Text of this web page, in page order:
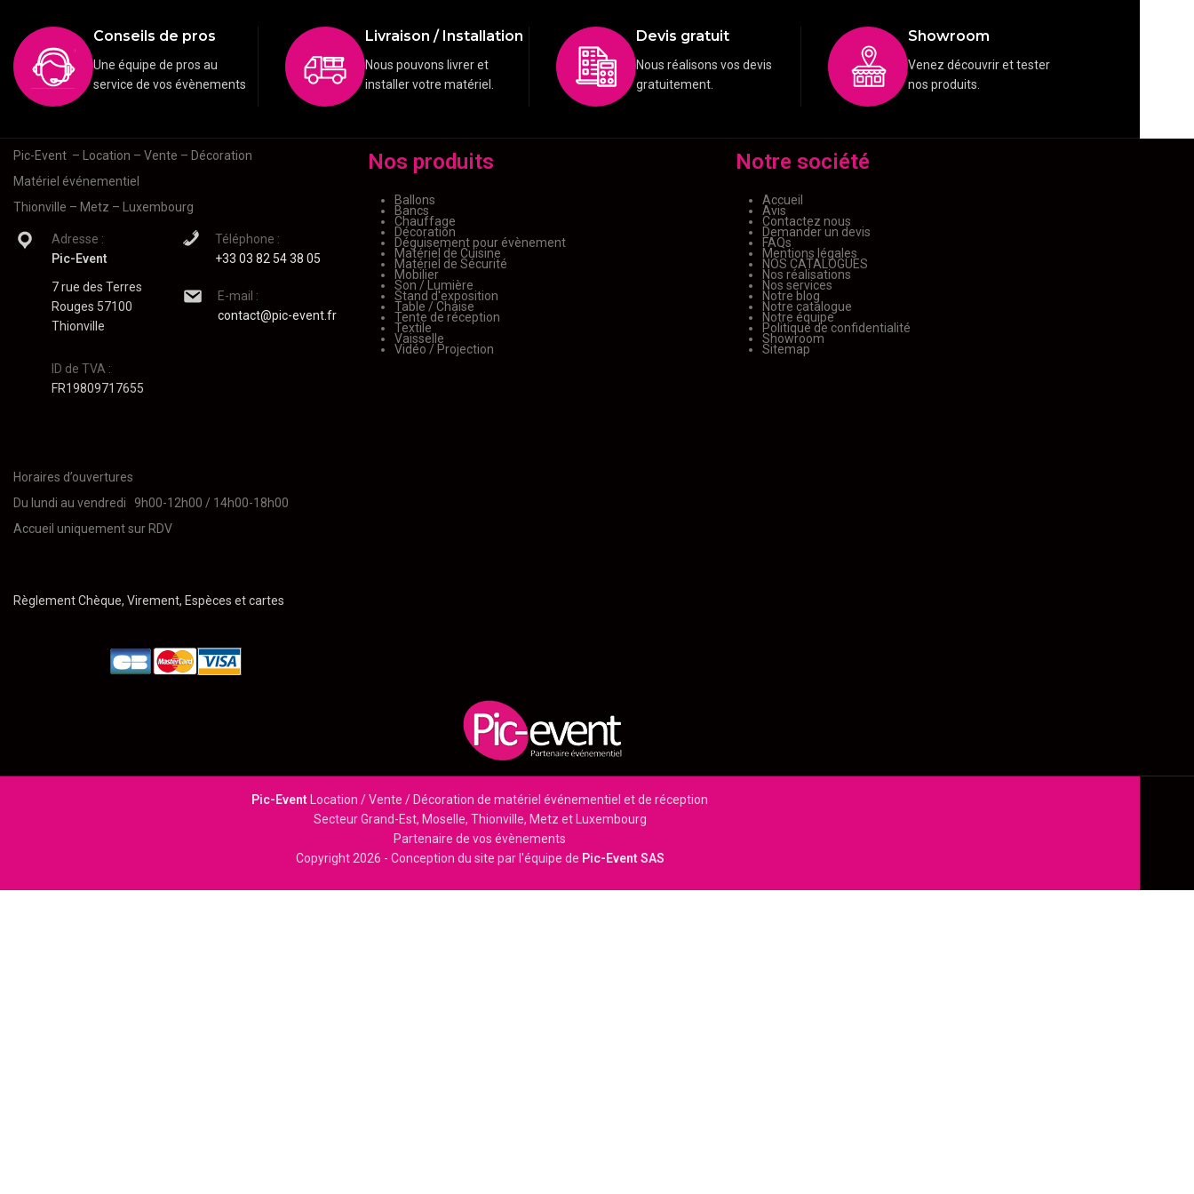
Conseils de pros
Une équipe de pros au
service de vos évènements
Livraison / Installation
Nous pouvons livrer et
installer votre matériel.
Devis gratuit
Nous réalisons vos devis
gratuitement.
Showroom
Venez découvrir et tester
nos produits.
Pic-Event – Location – Vente – Décoration
Matériel événementiel
Thionville – Metz – Luxembourg
Adresse :
Pic-Event
7 rue des Terres
Rouges 57100
Thionville
ID de TVA :
FR19809717655
Téléphone :
+33 03 82 54 38 05
E-mail :
contact@pic-event.fr
Horaires d’ouvertures
Du lundi au vendredi 9h00-12h00 / 14h00-18h00
Accueil uniquement sur RDV
Règlement Chèque, Virement, Espèces et cartes
Nos produits
Ballons
Bancs
Chauffage
Décoration
Déguisement pour évènement
Matériel de Cuisine
Matériel de Sécurité
Mobilier
Son / Lumière
Stand d'exposition
Table / Chaise
Tente de réception
Textile
Vaisselle
Vidéo / Projection
Notre société
Accueil
Avis
Contactez nous
Demander un devis
FAQs
Mentions légales
NOS CATALOGUES
Nos réalisations
Nos services
Notre blog
Notre catalogue
Notre équipe
Politique de confidentialité
Showroom
Sitemap
Pic-Event Location / Vente / Décoration de matériel événementiel et de réception
Secteur Grand-Est, Moselle, Thionville, Metz et Luxembourg
Partenaire de vos évènements
Copyright 2026 - Conception du site par l'équipe de Pic-Event SAS